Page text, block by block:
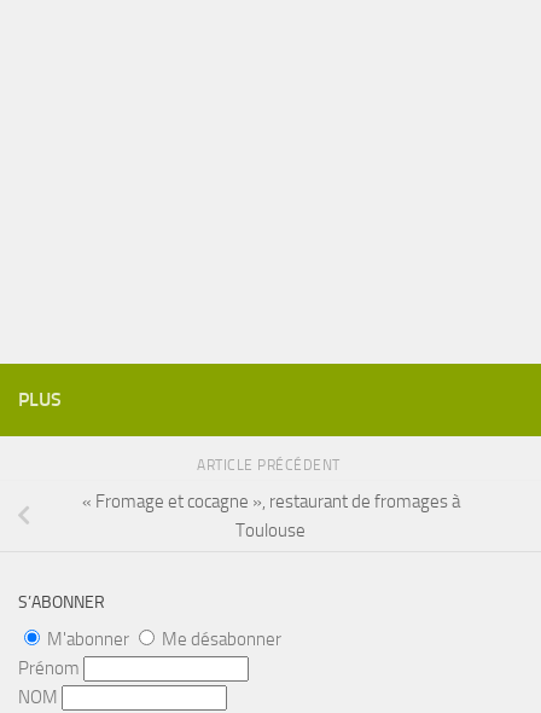
PLUS
ARTICLE PRÉCÉDENT
« Fromage et cocagne », restaurant de fromages à
Toulouse
S’ABONNER
M'abonner
Me désabonner
Prénom
NOM